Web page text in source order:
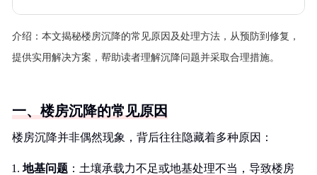
介绍： 本文揭秘楼房沉降的常见原因及处理方法，从预防到修复，
提供实用解决方案，帮助读者理解沉降问题并采取合理措施。
一、楼房沉降的常见原因
楼房沉降并非偶然现象，背后往往隐藏着多种原因：
地基问题 ：土壤承载力不足或地基处理不当，导致楼房